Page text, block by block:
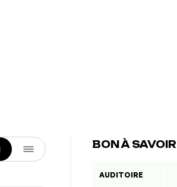
BON À SAVOIR
AUDITOIRE